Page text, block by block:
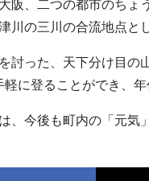
阪、二つの都市のちょ
川の三川の合流地点と
討った、天下分け目の
に登ることができ、
、今後も町内の「元気